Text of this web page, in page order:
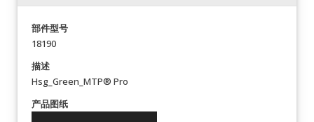
部件型号
18190
描述
Hsg_Green_MTP® Pro
产品图纸